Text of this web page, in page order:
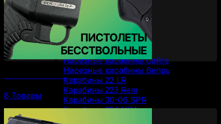
Горизонталки
Нарезное оружие
Болтовые карабины
Карабины Blaser
Винтовки Мосина
Нарезные карабины Сайга
Нарезные карабины Вепрь
Карабины 22 LR
Карабины 223 Rem
Карабины 30-06 SPR
Карабины 300 WM
Бесствольные пистолеты
8 Товары